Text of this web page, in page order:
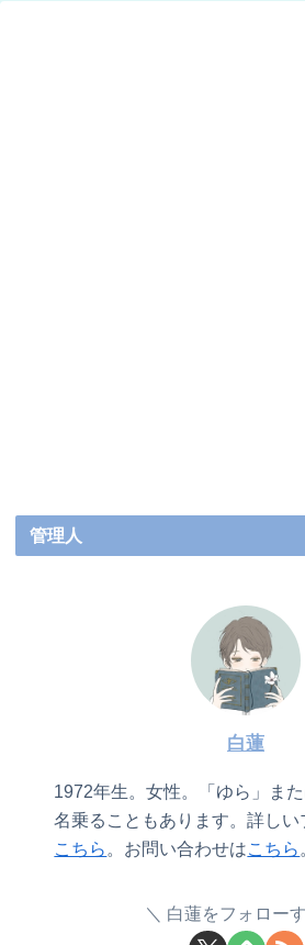
管理人
白蓮
1972年生。女性。「ゆら」ま
名乗ることもあります。詳しい
こちら。お問い合わせはこちら
白蓮をフォロー